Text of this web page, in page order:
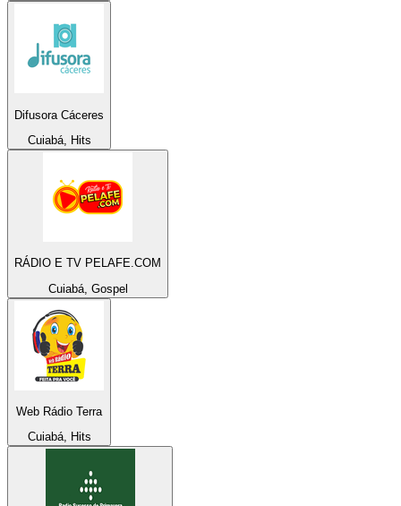
Difusora Cáceres
Cuiabá, Hits
RÁDIO E TV PELAFE.COM
Cuiabá, Gospel
Web Rádio Terra
Cuiabá, Hits